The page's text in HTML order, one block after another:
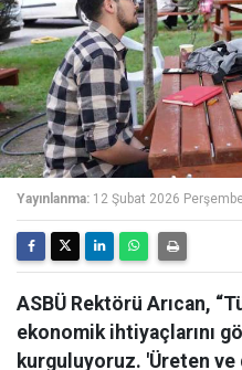
Yayınlanma: 12 Şubat 2026
ASBÜ Rektörü Arıcan,
ekonomik ihtiyaçlarını
kurguluyoruz. 'Üreten